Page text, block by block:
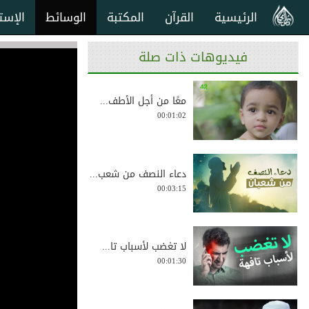
الوسائط المكتبة القرآن الرئيسية
فيديوهات ذات صلة
معًا من أجل الأطف...
00:01:02
دعاء النصف من شعب...
00:03:15
لا تغضب لأسباب تا...
00:01:30